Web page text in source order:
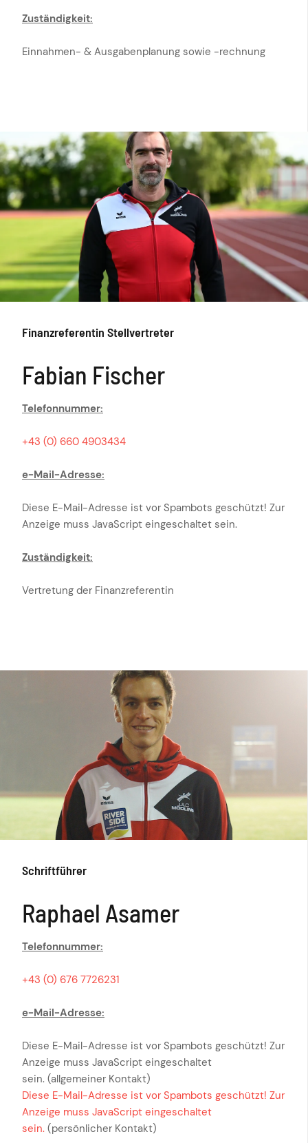
Zuständigkeit:
Einnahmen- & Ausgabenplanung sowie -rechnung
Finanzreferentin Stellvertreter
Fabian Fischer
Telefonnummer:
+43 (0) 660 4903434
e-Mail-Adresse:
Diese E-Mail-Adresse ist vor Spambots geschützt! Zur
Anzeige muss JavaScript eingeschaltet sein.
Zuständigkeit:
Vertretung der Finanzreferentin
Schriftführer
Raphael Asamer
Telefonnummer:
+43 (0) 676 7726231
e-Mail-Adresse:
Diese E-Mail-Adresse ist vor Spambots geschützt! Zur
Anzeige muss JavaScript eingeschaltet
sein. (allgemeiner Kontakt)
Diese E-Mail-Adresse ist vor Spambots geschützt! Zur
Anzeige muss JavaScript eingeschaltet
sein. (persönlicher Kontakt)